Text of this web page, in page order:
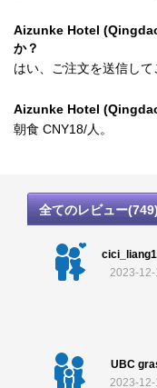
Aizunke Hotel
か？
はい、ご注文を送信して
Aizunke Hotel
朝食 CNY18/人。
全てのレビュー
2023-12-
UBC
2023-12-